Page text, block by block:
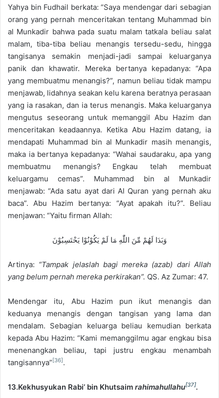
Yahya bin Fudhail berkata: “Saya mendengar dari sebagian
orang yang pernah menceritakan tentang Muhammad bin
al Munkadir bahwa pada suatu malam tatkala beliau salat
malam, tiba-tiba beliau menangis tersedu-sedu, hingga
tangisanya semakin menjadi-jadi sampai keluarganya
panik dan khawatir. Mereka bertanya kepadanya: “Apa
yang membuatmu menangis?”, namun beliau tidak mampu
menjawab, lidahnya seakan kelu karena beratnya perasaan
yang ia rasakan, dan ia terus menangis. Maka keluarganya
mengutus seseorang untuk memanggil Abu Hazim dan
menceritakan keadaannya. Ketika Abu Hazim datang, ia
mendapati Muhammad bin al Munkadir masih menangis,
maka ia bertanya kepadanya: “Wahai saudaraku, apa yang
membuatmu menangis? Engkau telah membuat
keluargamu cemas”. Muhammad bin al Munkadir
menjawab: “Ada satu ayat dari Al Quran yang pernah aku
baca”. Abu Hazim bertanya: “Ayat apakah itu?”. Beliau
menjawan: “Yaitu firman Allah:
وَبَدَا لَهُمْ مِّنَ اللّٰهِ مَا لَمْ يَكُوْنُوْا يَحْتَسِبُوْنَ
Artinya: “Tampak jelaslah bagi mereka (azab) dari Allah
yang belum pernah mereka perkirakan”. QS. Az Zumar: 47.
Mendengar itu, Abu Hazim pun ikut menangis dan
keduanya menangis dengan tangisan yang lama dan
mendalam. Sebagian keluarga beliau kemudian berkata
kepada Abu Hazim: “Kami memanggilmu agar engkau bisa
menenangkan beliau, tapi justru engkau menambah
tangisannya” [36] .
13.Kekhusyukan Rabi’ bin Khutsaim rahimahullahu[37].